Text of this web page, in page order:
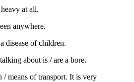
at all.
anywhere.
disease of children.
about is / are a bore.
/ means of transport. It is very